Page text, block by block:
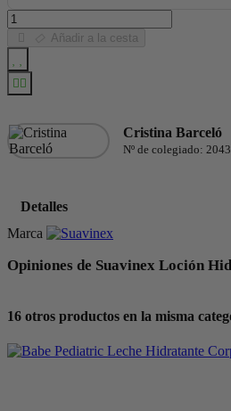
Añadir a la cesta
Cristina Barceló
Nº de colegiado:
Detalles
Marca
Opiniones de Suavinex Loción
16 otros productos en la misma